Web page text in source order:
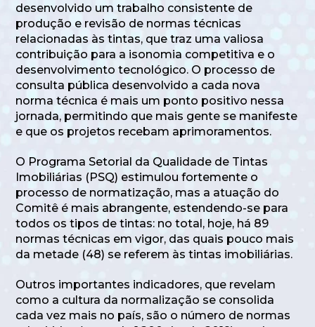
desenvolvido um trabalho consistente de
produção e revisão de normas técnicas
relacionadas às tintas, que traz uma valiosa
contribuição para a isonomia competitiva e o
desenvolvimento tecnológico. O processo de
consulta pública desenvolvido a cada nova
norma técnica é mais um ponto positivo nessa
jornada, permitindo que mais gente se manifeste
e que os projetos recebam aprimoramentos.
O Programa Setorial da Qualidade de Tintas
Imobiliárias (PSQ) estimulou fortemente o
processo de normatização, mas a atuação do
Comitê é mais abrangente, estendendo-se para
todos os tipos de tintas: no total, hoje, há 89
normas técnicas em vigor, das quais pouco mais
da metade (48) se referem às tintas imobiliárias.
Outros importantes indicadores, que revelam
como a cultura da normalização se consolida
cada vez mais no país, são o número de normas